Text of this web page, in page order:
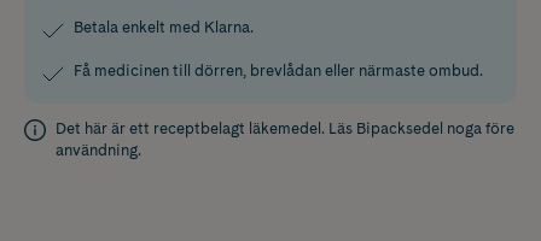
Betala enkelt med Klarna.
Få medicinen till dörren, brevlådan eller närmaste ombud.
Det här är ett receptbelagt läkemedel. Läs Bipacksedel noga före
användning.